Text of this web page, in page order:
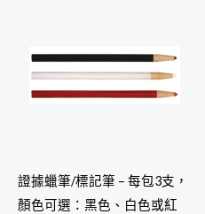
證據蠟筆/標記筆 – 每包3支，
顏色可選：黑色、白色或紅